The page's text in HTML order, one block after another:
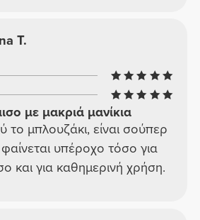
T.
με μακριά μανίκια
μπλουζάκι, είναι σούπερ
υπέροχο τόσο για
και για καθημερινή χρήση.